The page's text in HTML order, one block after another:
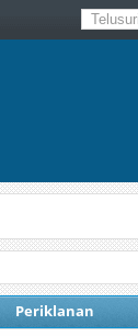
Periklanan